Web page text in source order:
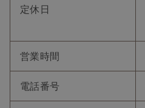
定休日
営業時間
電話番号